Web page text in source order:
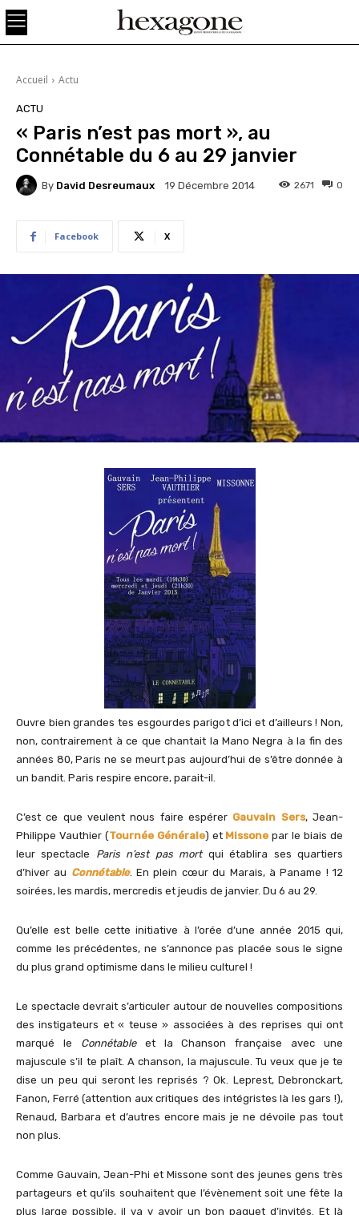
Accueil Actu
ACTU
« Paris n’est pas mort », au
Connétable du 6 au 29 janvier
By David Desreumaux 19 Décembre 2014 0
2671
Facebook X
Ouvre bien grandes tes esgourdes parigot d’ici et d’ailleurs ! Non,
non, contrairement à ce que chantait la Mano Negra à la fin des
années 80, Paris ne se meurt pas aujourd’hui de s’être donnée à
un bandit. Paris respire encore, parait-il.
C’est ce que veulent nous faire espérer Gauvain Sers, Jean-
Philippe Vauthier (Tournée Générale) et Missone par le biais de
leur spectacle Paris n’est pas mortqui établira ses quartiers
d’hiver au Connétable. En plein cœur du Marais, à Paname ! 12
soirées, les mardis, mercredis et jeudis de janvier. Du 6 au 29.
Qu’elle est belle cette initiative à l’orée d’une année 2015 qui,
comme les précédentes, ne s’annonce pas placée sous le signe
du plus grand optimisme dans le milieu culturel !
Le spectacle devrait s’articuler autour de nouvelles compositions
des instigateurs et « teuse » associées à des reprises qui ont
marqué le Connétableet la Chanson française avec une
majuscule s’il te plaît. A chanson, la majuscule. Tu veux que je te
dise un peu qui seront les reprisés ? Ok. Leprest, Debronckart,
Fanon, Ferré (attention aux critiques des intégristes là les gars !),
Renaud, Barbara et d’autres encore mais je ne dévoile pas tout
non plus.
Comme Gauvain, Jean-Phi et Missone sont des jeunes gens très
partageurs et qu’ils souhaitent que l’évènement soit une fête la
plus large possible, il va y avoir un bon paquet d’invités. Et là